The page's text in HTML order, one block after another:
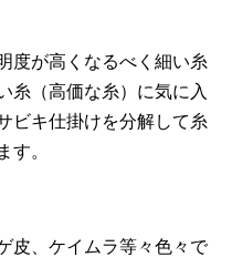
度が高くなるべく細い糸
糸（高価な糸）に気に入
ビキ仕掛けを分解して糸
す。
皮、ケイムラ等々色々で